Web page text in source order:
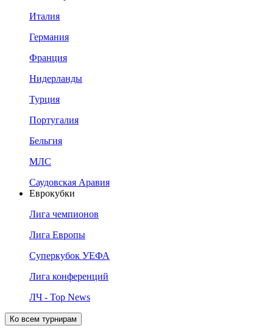
Италия
Германия
Франция
Нидерланды
Турция
Португалия
Бельгия
МЛС
Саудовская Аравия
Еврокубки
Лига чемпионов
Лига Европы
Суперкубок УЕФА
Лига конференций
ЛЧ - Top News
Ко всем турнирам